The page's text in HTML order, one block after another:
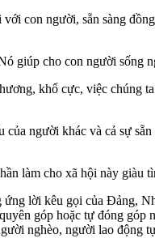
con người, sẵn sàng
giúp cho con người
khổ cực, việc
người khác và cả sự
làm cho xã hội này giàu
lời kêu gọi của Đảng,
góp hoặc tự đóng
nghèo, người lao